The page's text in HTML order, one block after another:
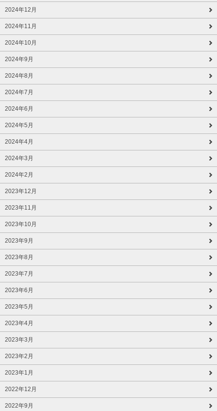
2024年12月
2024年11月
2024年10月
2024年9月
2024年8月
2024年7月
2024年6月
2024年5月
2024年4月
2024年3月
2024年2月
2023年12月
2023年11月
2023年10月
2023年9月
2023年8月
2023年7月
2023年6月
2023年5月
2023年4月
2023年3月
2023年2月
2023年1月
2022年12月
2022年9月